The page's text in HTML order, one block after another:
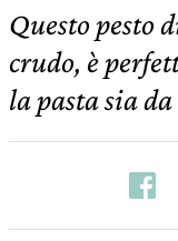
Questo pesto
crudo, è
la pasta sia